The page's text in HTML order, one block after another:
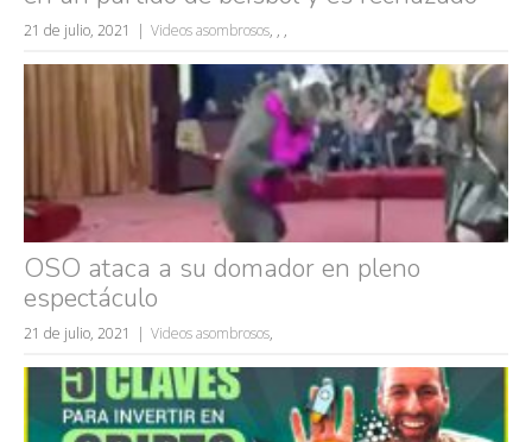
Búsquedas populares
mujeres guapas
accidentes
caídas
21 de julio, 2021 Videos asombrosos, , ,
OSO ataca a su domador en pleno
espectáculo
21 de julio, 2021 Videos asombrosos,